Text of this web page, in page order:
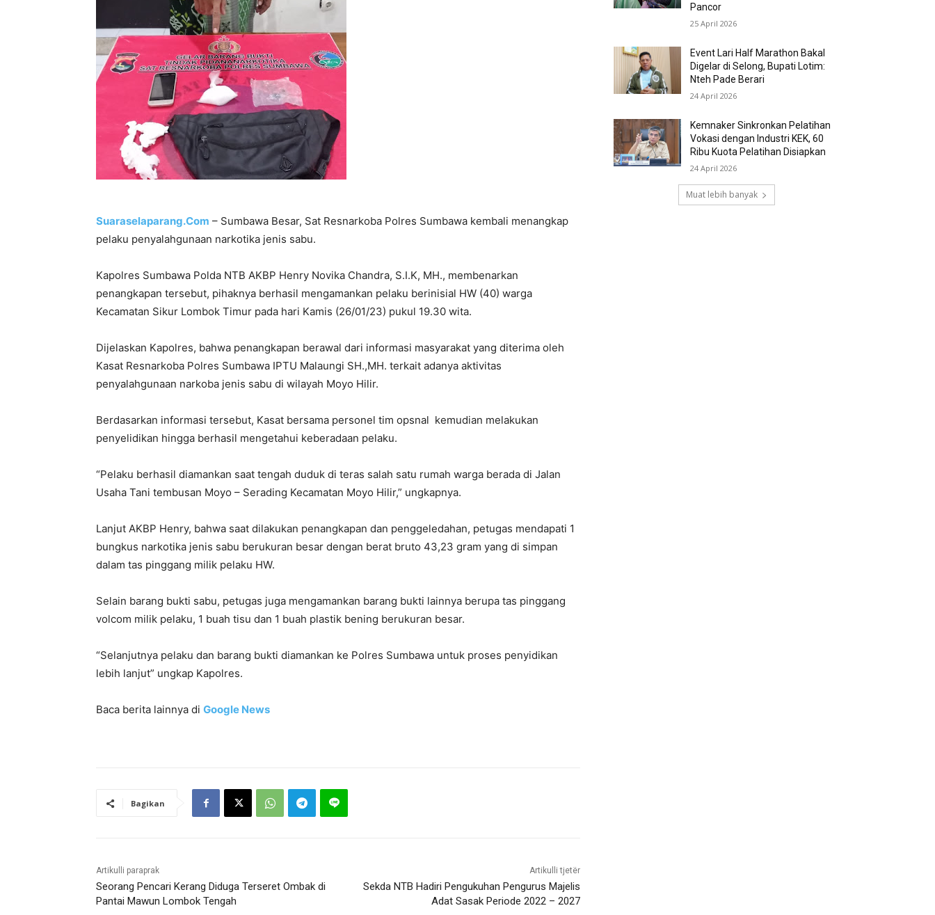
Suaraselaparang.Com – Sumbawa Besar, Sat Resnarkoba Polres Sumbawa kembali menangkap
pelaku penyalahgunaan narkotika jenis sabu.
Kapolres Sumbawa Polda NTB AKBP Henry Novika Chandra, S.I.K, MH., membenarkan
penangkapan tersebut, pihaknya berhasil mengamankan pelaku berinisial HW (40) warga
Kecamatan Sikur Lombok Timur pada hari Kamis (26/01/23) pukul 19.30 wita.
Dijelaskan Kapolres, bahwa penangkapan berawal dari informasi masyarakat yang diterima oleh
Kasat Resnarkoba Polres Sumbawa IPTU Malaungi SH.,MH. terkait adanya aktivitas
penyalahgunaan narkoba jenis sabu di wilayah Moyo Hilir.
Berdasarkan informasi tersebut, Kasat bersama personel tim opsnal kemudian melakukan
penyelidikan hingga berhasil mengetahui keberadaan pelaku.
“Pelaku berhasil diamankan saat tengah duduk di teras salah satu rumah warga berada di Jalan
Usaha Tani tembusan Moyo – Serading Kecamatan Moyo Hilir,” ungkapnya.
Lanjut AKBP Henry, bahwa saat dilakukan penangkapan dan penggeledahan, petugas mendapati 1
bungkus narkotika jenis sabu berukuran besar dengan berat bruto 43,23 gram yang di simpan
dalam tas pinggang milik pelaku HW.
Selain barang bukti sabu, petugas juga mengamankan barang bukti lainnya berupa tas pinggang
volcom milik pelaku, 1 buah tisu dan 1 buah plastik bening berukuran besar.
“Selanjutnya pelaku dan barang bukti diamankan ke Polres Sumbawa untuk proses penyidikan
lebih lanjut” ungkap Kapolres.
Baca berita lainnya di Google News
Bagikan
Artikulli paraprak
Seorang Pencari Kerang Diduga Terseret Ombak di
Pantai Mawun Lombok Tengah
Artikulli tjetër
Sekda NTB Hadiri Pengukuhan Pengurus Majelis
Adat Sasak Periode 2022 – 2027
Pancor
25 April 2026
Event Lari Half Marathon Bakal
Digelar di Selong, Bupati Lotim:
Nteh Pade Berari
24 April 2026
Kemnaker Sinkronkan Pelatihan
Vokasi dengan Industri KEK, 60
Ribu Kuota Pelatihan Disiapkan
24 April 2026
Muat lebih banyak